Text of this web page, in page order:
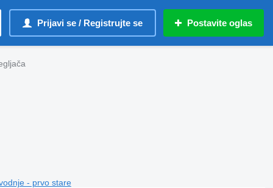
Prijavi se / Registrujte se Postavite oglas
- prvo stare